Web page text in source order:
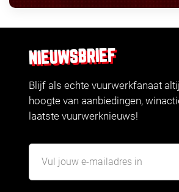
NIEUWSBRIEF
Blijf als echte vuurwerkfanaat
hoogte van aanbiedingen,
laatste vuurwerknieuws!